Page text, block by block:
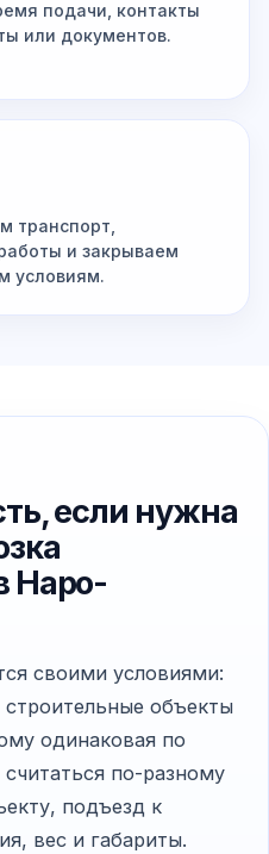
подачи, контакты
или документов.
транспорт,
и закрываем
условиям.
если нужна
Наро-
своими условиями:
объекты
одинаковая по
по-разному
подъезд к
вес и габариты.